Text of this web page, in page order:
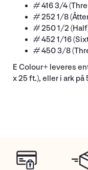
# 416 3/4
# 252 1/8
# 250 1/2
# 452 1/16
# 450 3/8
E Colour+ leveres
x 25 ft.), eller i ark på